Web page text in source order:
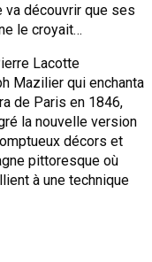
va découvrir que ses
le croyait…
Lacotte
Mazilier qui enchanta
de Paris en 1846,
la nouvelle version
décors et
pittoresque où
à une technique